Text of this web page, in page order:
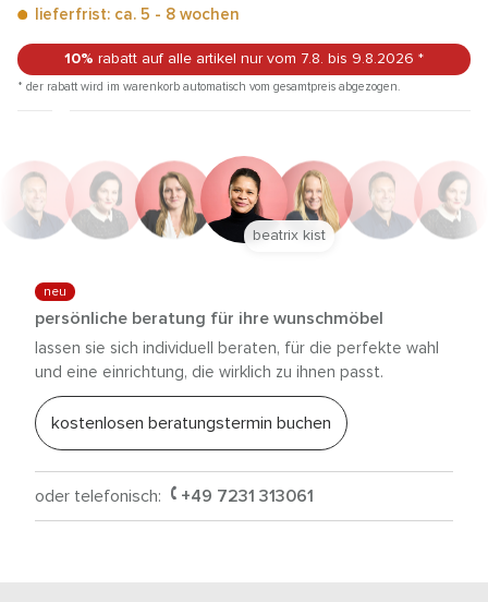
lieferfrist: ca. 5 - 8 wochen
10% rabatt auf alle artikel nur vom 7.8. bis 9.8.2026 *
* der rabatt wird im warenkorb automatisch vom gesamtpreis abgezogen.
neu
persönliche beratung für ihre wunschmöbel
lassen sie sich individuell beraten, für die perfekte wahl
und eine einrichtung, die wirklich zu ihnen passt.
kostenlosen beratungstermin buchen
oder telefonisch: +49 7231 313061
beatrix kist